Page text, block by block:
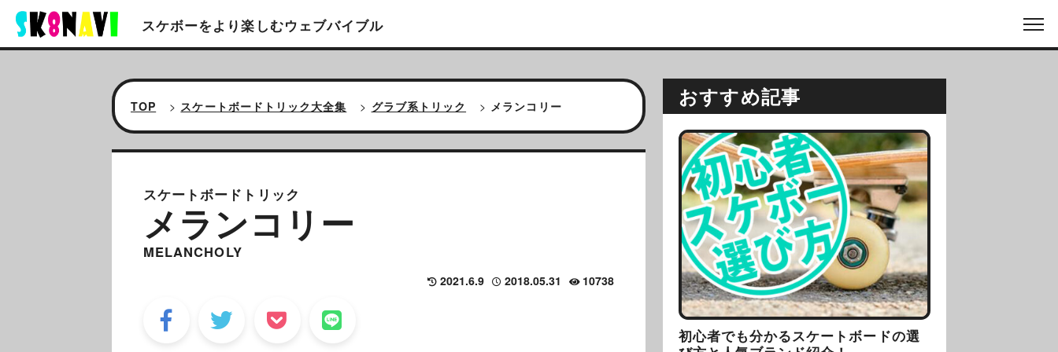
スケボーをより楽しむウェブバイブル
TOP > スケートボードトリック大全集 > グラブ系トリック > メランコリー
スケートボードトリック
メランコリー
MELANCHOLY
10738
2018.05.31
2021.6.9
おすすめ記事
初心者でも分かるスケートボードの選